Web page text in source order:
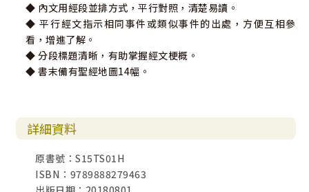
◆ 內文用經段並排方式，平行對照，清楚易讀。
◆ 平行經文指示相同事件或類似事件的出處，方便互相參
看，增進了解。
◆ 分段標題清晰，有助掌握經文梗概。
◆ 書末備有聖經地圖14幅。
詳細資料
原書號：S15TS01H
ISBN：9789888279463